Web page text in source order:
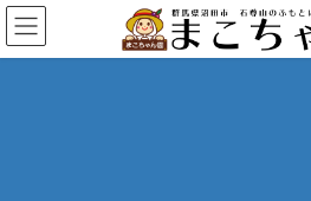
コ
ン
テ
ナ
ビ
ゲ